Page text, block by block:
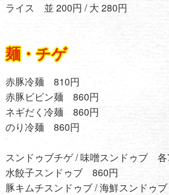
ライス 並 200円 / 大 280円
麺・チゲ
赤豚冷麺 810円
赤豚ビビン麺 860円
ネギだく冷麺 860円
のり冷麺 860円
スンドゥブチゲ / 味噌スンドゥブ 各
水餃子スンドゥブ 860円
豚キムチスンドゥブ / 海鮮スンドゥ